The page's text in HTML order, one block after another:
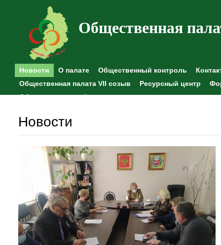
Общественная
Новости О палате Общественный контроль
Общественная палата VII созыв
Ресурсный центр
Общественные наблюдения
Новости